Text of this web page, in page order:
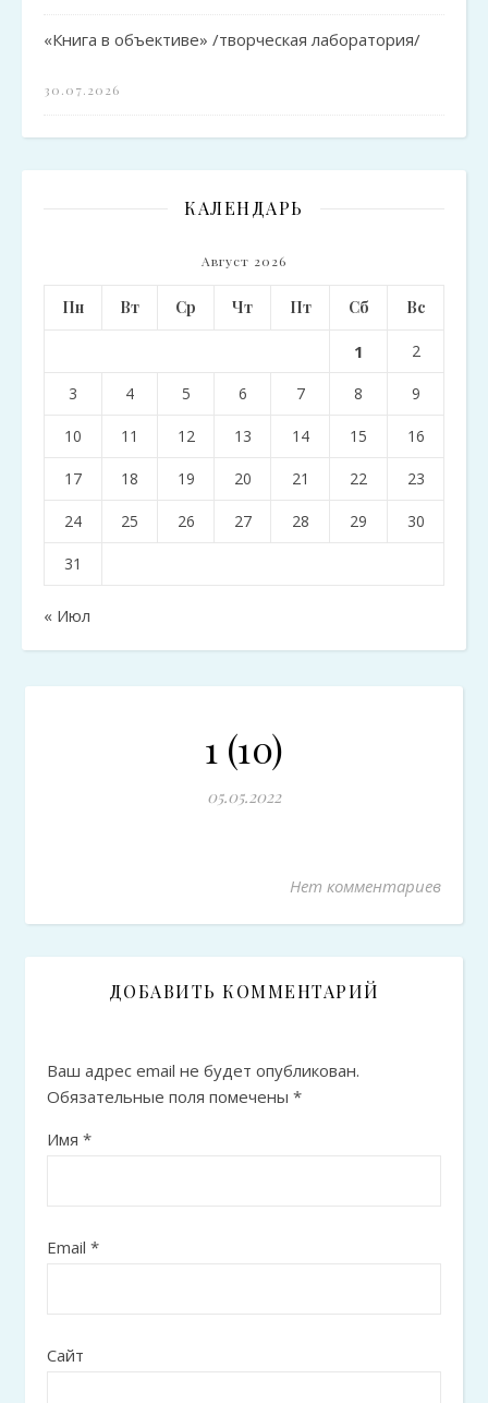
«Книга в объективе» /творческая лаборатория/
30.07.2026
КАЛЕНДАРЬ
Август 2026
Пн Вт Ср Чт Пт Сб Вс
1 2
3 4 5 6 7 8 9
10 11 12 13 14 15 16
17 18 19 20 21 22 23
24 25 26 27 28 29 30
31
« Июл
1 (10)
05.05.2022
Нет комментариев
ДОБАВИТЬ КОММЕНТАРИЙ
Ваш адрес email не будет опубликован.
Обязательные поля помечены *
Имя *
Email *
Сайт